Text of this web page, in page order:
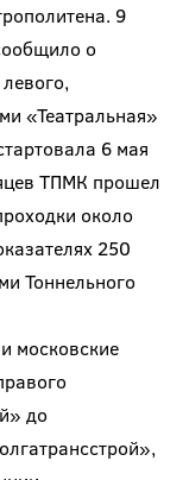
9
о
«Театральная»
6 мая
ТПМК прошел
около
250
Тоннельного
московские
до